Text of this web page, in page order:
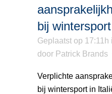
bij
Geplaatst op 17:11h
door Patrick Brands
Verplichte
bij wintersport in